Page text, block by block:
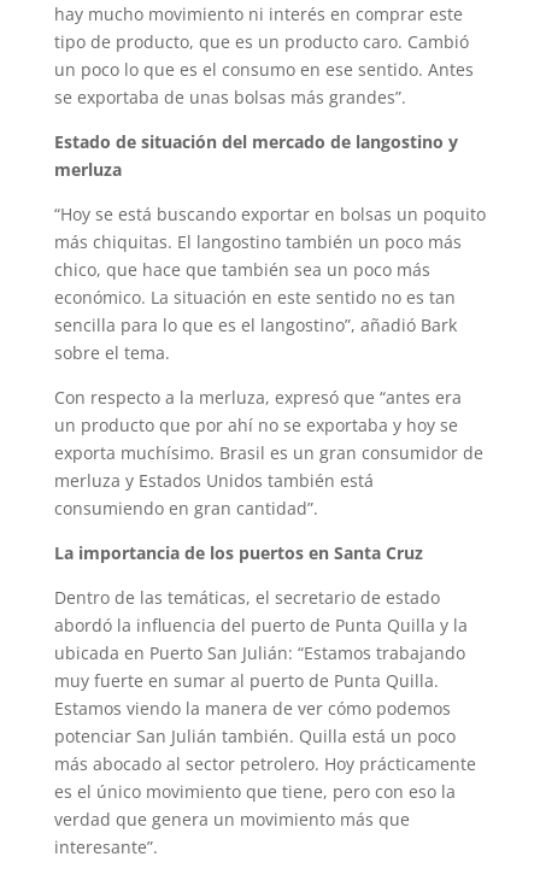
hay mucho movimiento ni interés en comprar este
tipo de producto, que es un producto caro. Cambió
un poco lo que es el consumo en ese sentido. Antes
se exportaba de unas bolsas más grandes”.
Estado de situación del mercado de langostino y
merluza
“Hoy se está buscando exportar en bolsas un poquito
más chiquitas. El langostino también un poco más
chico, que hace que también sea un poco más
económico. La situación en este sentido no es tan
sencilla para lo que es el langostino”, añadió Bark
sobre el tema.
Con respecto a la merluza, expresó que “antes era
un producto que por ahí no se exportaba y hoy se
exporta muchísimo. Brasil es un gran consumidor de
merluza y Estados Unidos también está
consumiendo en gran cantidad”.
La importancia de los puertos en Santa Cruz
Dentro de las temáticas, el secretario de estado
abordó la influencia del puerto de Punta Quilla y la
ubicada en Puerto San Julián: “Estamos trabajando
muy fuerte en sumar al puerto de Punta Quilla.
Estamos viendo la manera de ver cómo podemos
potenciar San Julián también. Quilla está un poco
más abocado al sector petrolero. Hoy prácticamente
es el único movimiento que tiene, pero con eso la
verdad que genera un movimiento más que
interesante”.